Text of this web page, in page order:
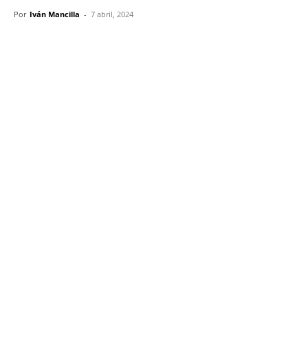
Por Iván Mancilla - 7 abril, 2024